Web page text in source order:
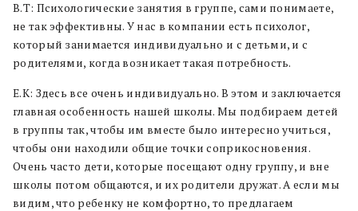
В.Т: Психологические занятия в группе, сами понимаете,
не так эффективны. У нас в компании есть психолог,
который занимается индивидуально и с детьми, и с
родителями, когда возникает такая потребность.
Е.К: Здесь все очень индивидуально. В этом и заключается
главная особенность нашей школы. Мы подбираем детей
в группы так, чтобы им вместе было интересно учиться,
чтобы они находили общие точки соприкосновения.
Очень часто дети, которые посещают одну группу, и вне
школы потом общаются, и их родители дружат. А если мы
видим, что ребенку не комфортно, то предлагаем